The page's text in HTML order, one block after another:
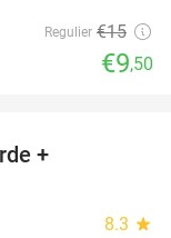
Regulier €15
€9,50
+
8.3 star